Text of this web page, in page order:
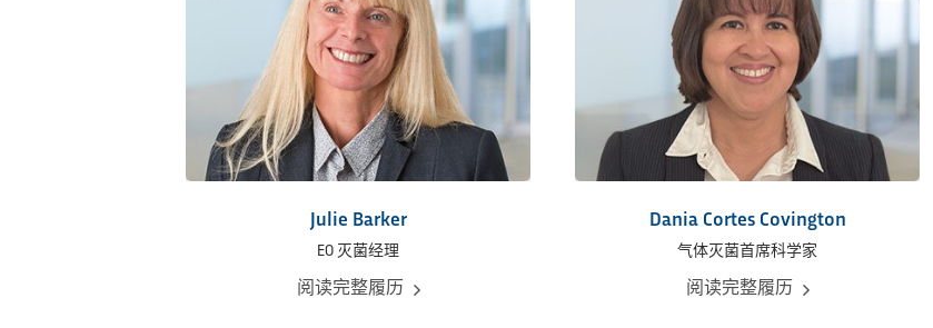
Julie Barker
EO 灭菌经理
阅读完整履历
Dania Cortes Covington
气体灭菌首席科学家
阅读完整履历